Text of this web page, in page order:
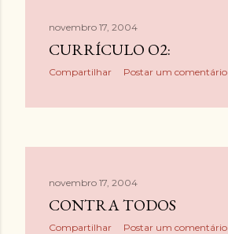
novembro 17, 2004
CURRÍCULO O2:
Compartilhar Postar um comentário
novembro 17, 2004
CONTRA TODOS
Compartilhar Postar um comentário